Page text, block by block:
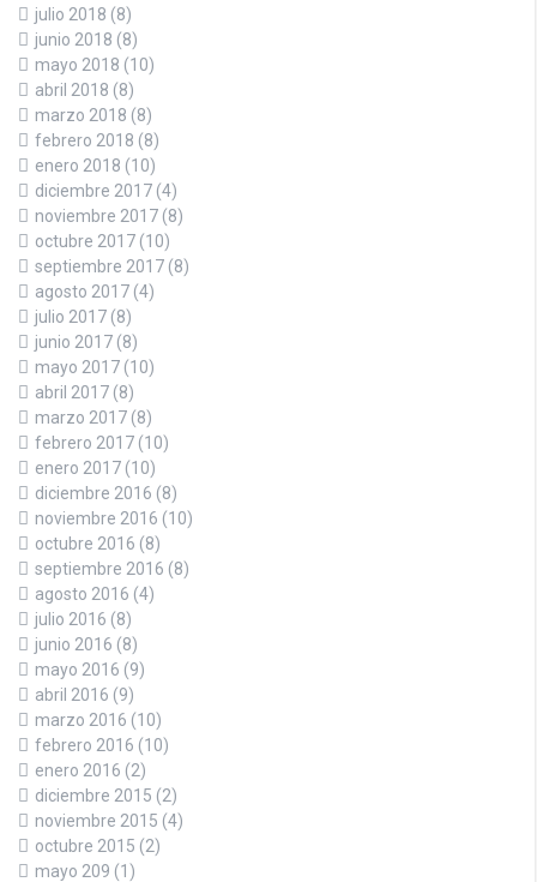
julio 2018 (8)
junio 2018 (8)
mayo 2018 (10)
abril 2018 (8)
marzo 2018 (8)
febrero 2018 (8)
enero 2018 (10)
diciembre 2017 (4)
noviembre 2017 (8)
octubre 2017 (10)
septiembre 2017 (8)
agosto 2017 (4)
julio 2017 (8)
junio 2017 (8)
mayo 2017 (10)
abril 2017 (8)
marzo 2017 (8)
febrero 2017 (10)
enero 2017 (10)
diciembre 2016 (8)
noviembre 2016 (10)
octubre 2016 (8)
septiembre 2016 (8)
agosto 2016 (4)
julio 2016 (8)
junio 2016 (8)
mayo 2016 (9)
abril 2016 (9)
marzo 2016 (10)
febrero 2016 (10)
enero 2016 (2)
diciembre 2015 (2)
noviembre 2015 (4)
octubre 2015 (2)
mayo 209 (1)